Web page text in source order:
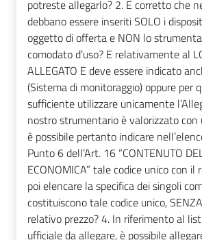
potreste allegarlo? 2. È corretto che
debbano essere inseriti SOLO i
oggetto di offerta e NON lo
comodato d’uso? E relativamente al
ALLEGATO E deve essere indicato
(Sistema di monitoraggio) oppure per
sufficiente utilizzare unicamente
nostro strumentario è valorizzato con
è possibile pertanto indicare
Punto 6 dell’Art. 16 “CONTENUTO
ECONOMICA” tale codice unico con il
poi elencare la specifica dei singoli
costituiscono tale codice unico,
relativo prezzo? 4. In riferimento al
ufficiale da allegare, è possibile